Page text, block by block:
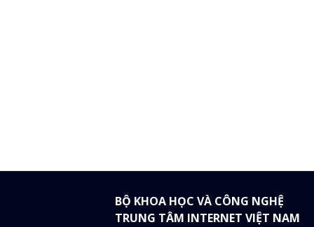
BỘ KHOA HỌC VÀ CÔNG NGHỆ
TRUNG TÂM INTERNET VIỆT NAM